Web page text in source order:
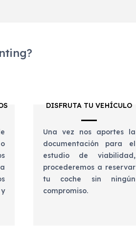
DISFRUTA TU VEHÍCULO
Una vez nos aportes la
documentación para el
estudio de viabilidad,
procederemos a reservar
tu coche sin ningún
compromiso.